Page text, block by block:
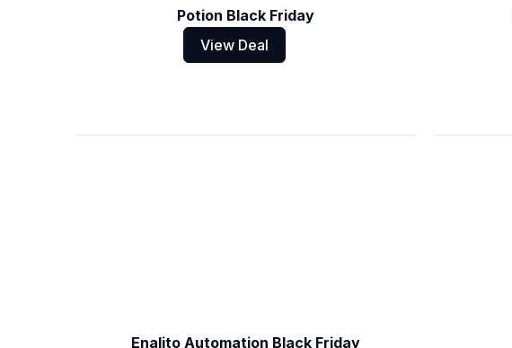
Potion Black Friday
View Deal
Enalito Automation Black Friday